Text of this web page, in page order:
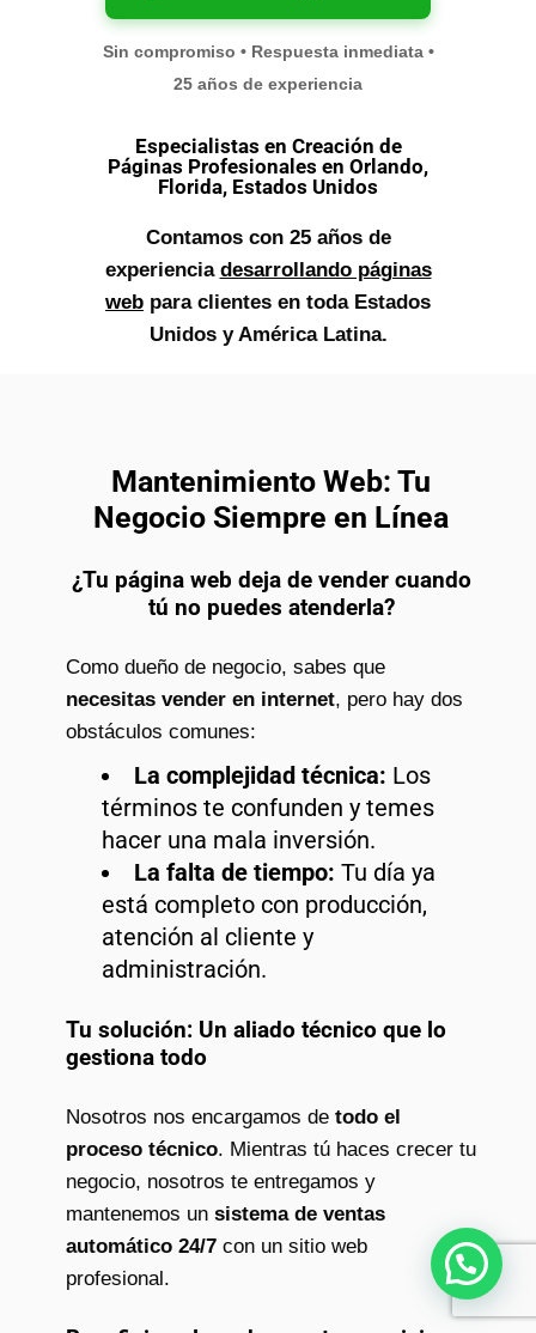
Sin compromiso • Respuesta inmediata •
25 años de experiencia
Especialistas en Creación de
Páginas Profesionales en Orlando,
Florida, Estados Unidos
Contamos con 25 años de
experiencia desarrollando páginas
web para clientes en toda Estados
Unidos y América Latina.
Mantenimiento Web: Tu
Negocio Siempre en Línea
¿Tu página web deja de vender cuando
tú no puedes atenderla?
Como dueño de negocio, sabes que
necesitas vender en internet, pero hay dos
obstáculos comunes:
La complejidad técnica: Los
términos te confunden y temes
hacer una mala inversión.
La falta de tiempo: Tu día ya
está completo con producción,
atención al cliente y
administración.
Tu solución: Un aliado técnico que lo
gestiona todo
Nosotros nos encargamos de todo el
proceso técnico. Mientras tú haces crecer tu
negocio, nosotros te entregamos y
mantenemos un sistema de ventas
automático 24/7 con un sitio web
profesional.